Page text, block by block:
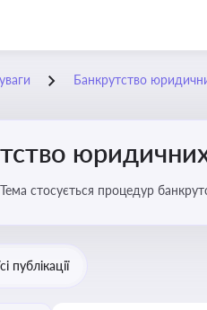
Банкрутство
Тема стосується процедур
публікації